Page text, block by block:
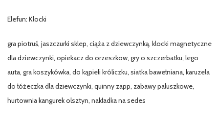
Elefun: Klocki
gra piotruś, jaszczurki sklep, ciąża z dziewczynką, klocki magnetyczne
dla dziewczynki, opiekacz do orzeszkow, gry o szczerbatku, lego
auta, gra koszykówka, do kąpieli króliczku, siatka bawełniana, karuzela
do łóżeczka dla dziewczynki, quinny zapp, zabawy paluszkowe,
hurtownia kangurek olsztyn, nakładka na sedes